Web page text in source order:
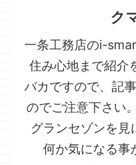
ク
一条工務店のi-
住み心地まで紹介
バカですので、記
のでご注意下さい
グランセゾンを見
何か気になる事